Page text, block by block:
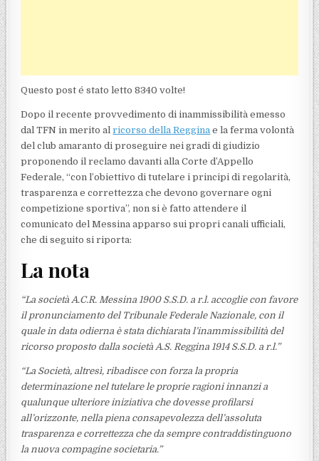
Questo post é stato letto 8340 volte!
Dopo il recente provvedimento di inammissibilità emesso
dal TFN in merito alricorso della Reggina e la ferma volontà
del club amaranto di proseguire nei gradi di giudizio
proponendo il reclamo davanti alla Corte d’Appello
Federale, “con l’obiettivo di tutelare i principi di regolarità,
trasparenza e correttezza che devono governare ogni
competizione sportiva”, non si è fatto attendere il
comunicato del Messina apparso sui propri canali ufficiali,
che di seguito si riporta:
La nota
“La società A.C.R. Messina 1900 S.S.D. a r.l. accoglie con favore
il pronunciamento del Tribunale Federale Nazionale, con il
quale in data odierna è stata dichiarata l’inammissibilità del
ricorso proposto dalla società A.S. Reggina 1914 S.S.D. a r.l.”
“La Società, altresì, ribadisce con forza la propria
determinazione nel tutelare le proprie ragioni innanzi a
qualunque ulteriore iniziativa che dovesse profilarsi
all’orizzonte, nella piena consapevolezza dell’assoluta
trasparenza e correttezza che da sempre contraddistinguono
la nuova compagine societaria.”